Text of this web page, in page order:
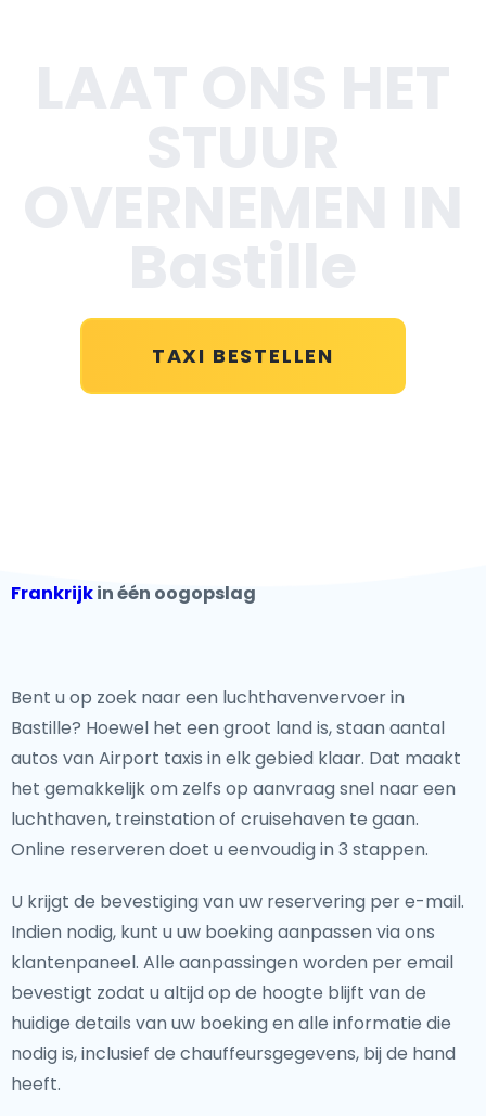
TAXI BESTELLEN
Frankrijkin één oogopslag
Bent u op zoek naar een luchthavenvervoer in
Bastille? Hoewel het een groot land is, staan aantal
autos van Airport taxis in elk gebied klaar. Dat maakt
het gemakkelijk om zelfs op aanvraag snel naar een
luchthaven, treinstation of cruisehaven te gaan.
Online reserveren doet u eenvoudig in 3 stappen.
U krijgt de bevestiging van uw reservering per e-mail.
Indien nodig, kunt u uw boeking aanpassen via ons
klantenpaneel. Alle aanpassingen worden per email
bevestigt zodat u altijd op de hoogte blijft van de
huidige details van uw boeking en alle informatie die
nodig is, inclusief de chauffeursgegevens, bij de hand
heeft.